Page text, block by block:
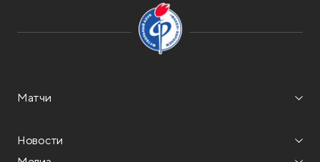
Матчи
Новости